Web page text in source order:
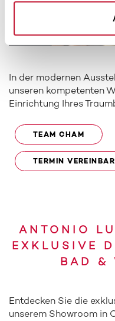
In der modernen
unseren kompetenten
Einrichtung Ihres
TEAM CHAM
TERMIN
ANTONIO
EXKLUSIVE
BAD &
Entdecken Sie die
unserem Showroom in